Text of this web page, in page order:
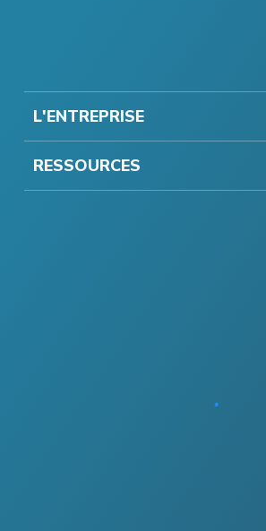
L'ENTREPRISE
RESSOURCES